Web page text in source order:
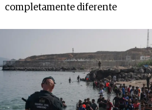
completamente diferente